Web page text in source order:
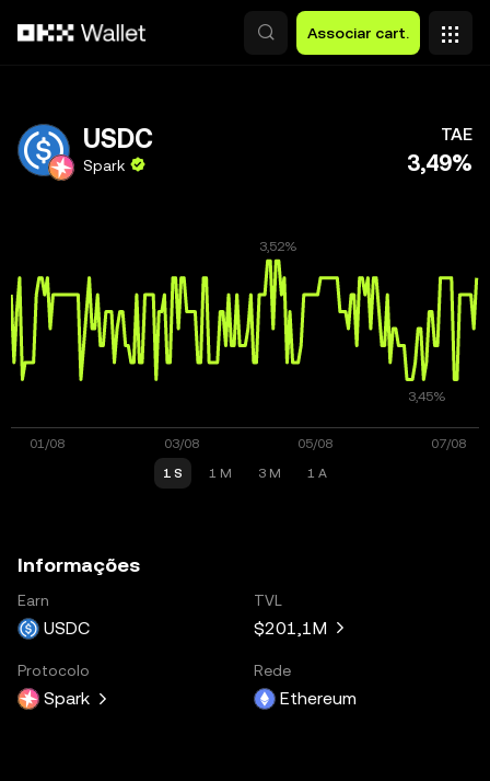
Associar cart.
USDC
Spark
TAE
3,49%
1 S 1 M 3 M 1 A
Informações
Earn
USDC
TVL
$201,1M
Protocolo
Spark
Rede
Ethereum